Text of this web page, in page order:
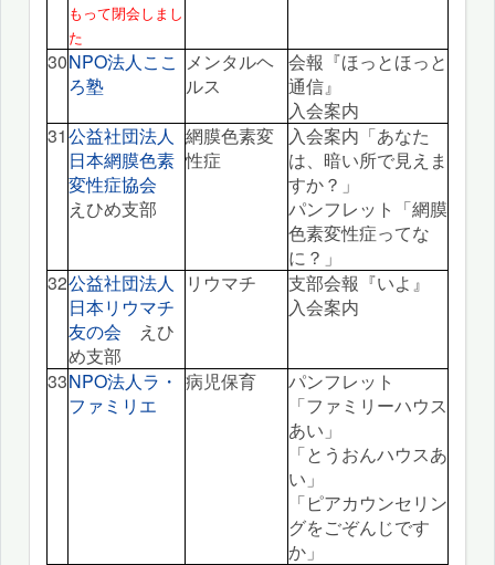
もって閉会しまし
た
30NPO法人ここ
ろ塾
メンタルヘ
ルス
会報『ほっとほっと
通信』
入会案内
31公益社団法人
日本網膜色素
変性症協会
えひめ支部
網膜色素変
性症
入会案内「あなた
は、暗い所で見えま
すか？」
パンフレット「網膜
色素変性症ってな
に？」
32公益社団法人
日本リウマチ
友の会 えひ
め支部
リウマチ
支部会報『いよ』
入会案内
33NPO法人ラ・
ファミリエ
病児保育
パンフレット
「ファミリーハウス
あい」
「とうおんハウスあ
い」
「ピアカウンセリン
グをごぞんじです
か」